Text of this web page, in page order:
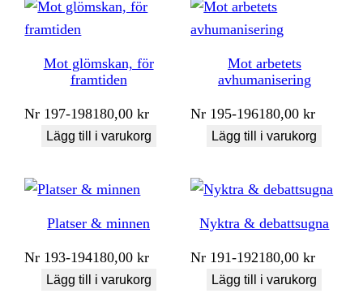
Mot glömskan, för
framtiden
Nr 197-198180,00kr
Lägg till i varukorg
Mot arbetets
avhumanisering
Nr 195-196180,00kr
Lägg till i varukorg
Platser & minnen
Nr 193-194180,00kr
Lägg till i varukorg
Nyktra & debattsugna
Nr 191-192180,00kr
Lägg till i varukorg